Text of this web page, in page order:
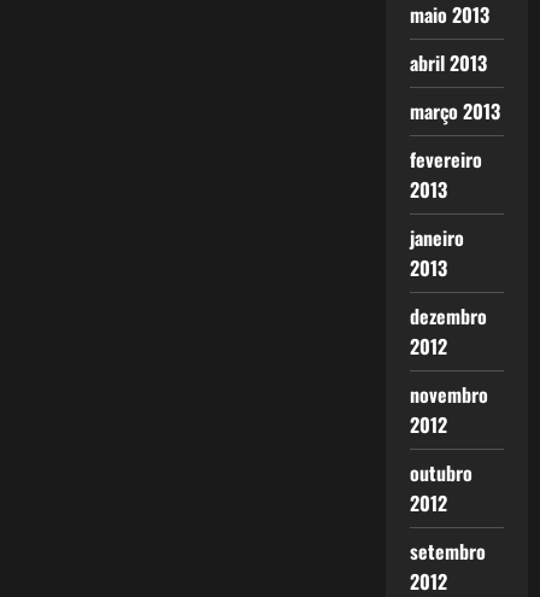
maio 2013
abril 2013
março 2013
fevereiro
2013
janeiro
2013
dezembro
2012
novembro
2012
outubro
2012
setembro
2012